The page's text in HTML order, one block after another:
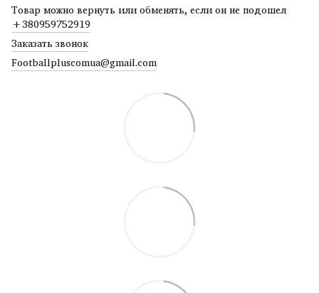
Товар можно вернуть или обменять, если он не подошел
+380959752919
Заказать звонок
Footballpluscomua@gmail.com